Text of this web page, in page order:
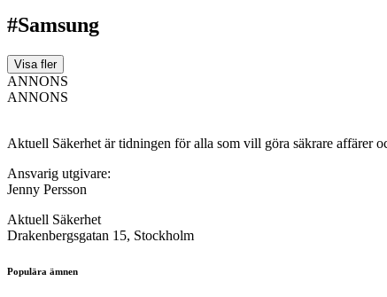
#Samsung
Visa fler
ANNONS
ANNONS
Aktuell Säkerhet är tidningen för alla som vill göra säkrare affärer
Ansvarig utgivare:
Jenny Persson
Aktuell Säkerhet
Drakenbergsgatan 15, Stockholm
Populära ämnen